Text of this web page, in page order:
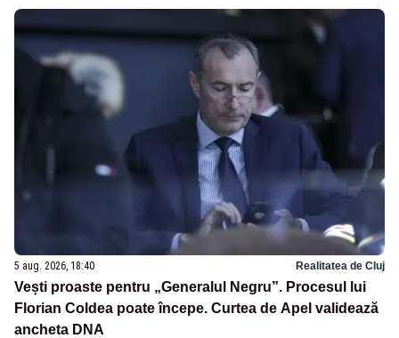
5 aug. 2026, 18:40 Realitatea de Cluj
Vești proaste pentru „Generalul Negru”. Procesul lui
Florian Coldea poate începe. Curtea de Apel validează
ancheta DNA